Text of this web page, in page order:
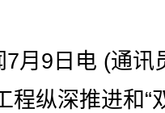
9日电 (通讯
程纵深推进和“